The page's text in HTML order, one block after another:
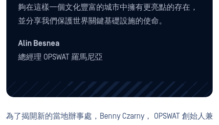
夠在這樣一個文化豐富的城市中擁有更亮點的存在，
並分享我們保護世界關鍵基礎設施的使命。
Alin Besnea
總經理 OPSWAT 羅馬尼亞
為了揭開新的當地辦事處，Benny Czarny， OPSWAT 創始人兼